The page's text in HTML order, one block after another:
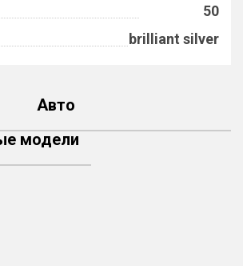
50
brilliant silver
Авто
модели